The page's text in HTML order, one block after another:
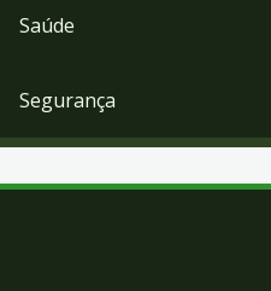
Saúde
Segurança